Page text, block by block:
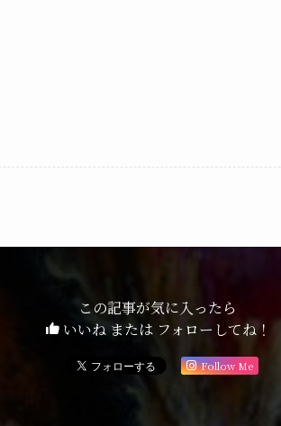
この記事が気に入ったら
いいね または フォローしてね！
Follow Me